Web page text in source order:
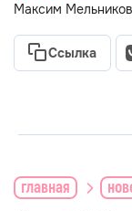
Максим Мельников
Ссылка
главная